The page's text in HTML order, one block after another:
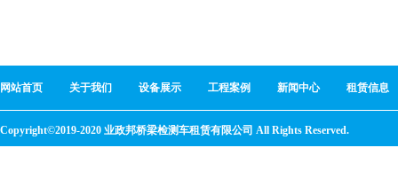
网站首页 关于我们 设备展示 工程案例 新闻中心 租赁信息
Copyright©2019-2020 业政邦桥梁检测车租赁有限公司 All Rights Reserved.